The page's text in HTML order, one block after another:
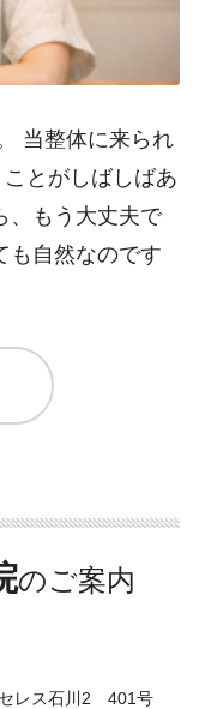
当整体に来られ
とがしばしばあ
、もう大丈夫で
も自然なのです
レス石川2 401号